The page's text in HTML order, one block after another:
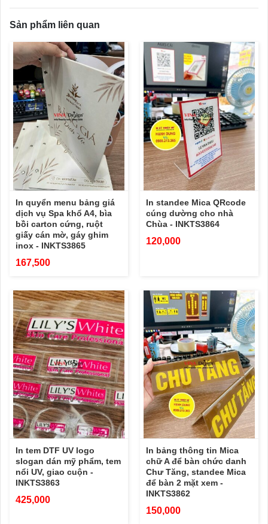
Sản phẩm liên quan
In quyển menu bảng giá
dịch vụ Spa khổ A4, bìa
bồi carton cứng, ruột
giấy cán mờ, gáy ghim
inox - INKTS3865
167,500
In standee Mica QRcode
cúng dường cho nhà
Chùa - INKTS3864
120,000
In tem DTF UV logo
slogan dán mỹ phẩm, tem
nổi UV, giao cuộn -
INKTS3863
425,000
In bảng thông tin Mica
chữ A để bàn chức danh
Chư Tăng, standee Mica
để bàn 2 mặt xem -
INKTS3862
150,000